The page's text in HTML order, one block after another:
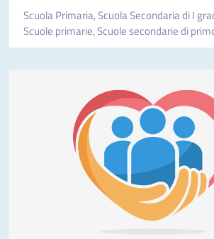
Scuola Primaria,Scuola Secondaria di I
Scuole primarie,Scuole secondarie di